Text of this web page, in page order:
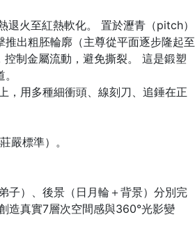
退火至紅熱軟化。 置於瀝青（pitch）
出粗胚輪廓（主尊從平面逐步隆起至
制金屬流動，避免撕裂。 這是鍛塑
，用多種細衝頭、線刻刀、追錘在正
嚴標準）。
子）、後景（日月輪＋背景）分別完
造真實7層次空間感與360°光影變